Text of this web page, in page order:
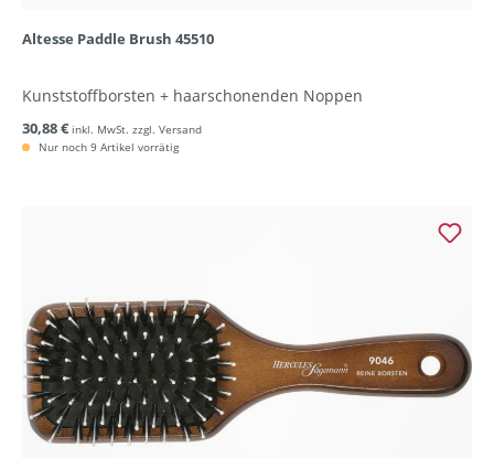
Altesse Paddle Brush 45510
Kunststoffborsten + haarschonenden Noppen
30,88 € inkl. MwSt. zzgl. Versand
Nur noch 9 Artikel vorrätig